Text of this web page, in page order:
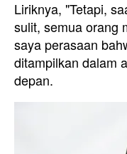
Liriknya, "Tetapi,
sulit, semua orang
saya perasaan
ditampilkan dalam
depan.